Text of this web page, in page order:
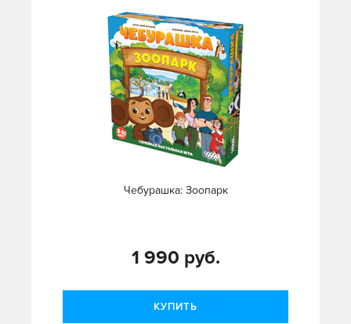
Чебурашка: Зоопарк
1 990 руб.
КУПИТЬ